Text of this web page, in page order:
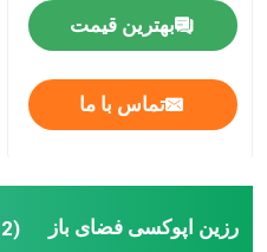
عامل کیورینگ رزین اپوکسی
رزین اپوکسی ترانسفورماتور
بهترین قیمت
تماس با ما
رزین اپوکسی فضای باز (72)